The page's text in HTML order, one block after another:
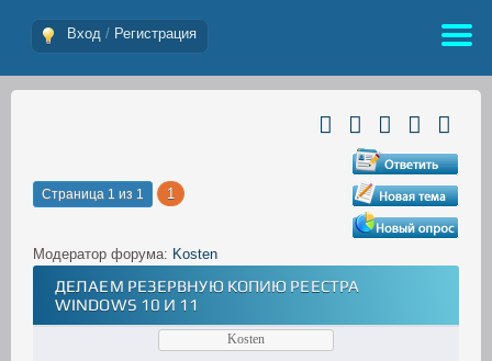
Вход / Регистрация
Страница 1 из 1 1
Модератор форума: Kosten
ДЕЛАЕМ РЕЗЕРВНУЮ КОПИЮ РЕЕСТРА
WINDOWS 10 И 11
Kosten